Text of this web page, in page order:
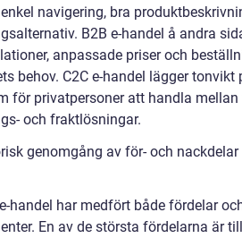
navigering, bra
B2B e-handel å andra
anpassade priser och
behov. C2C e-handel lägger
för privatpersoner att handla
och fraktlösningar.
genomgång av för- och
handel har medfört både fördelar
En av de största fördelarna är